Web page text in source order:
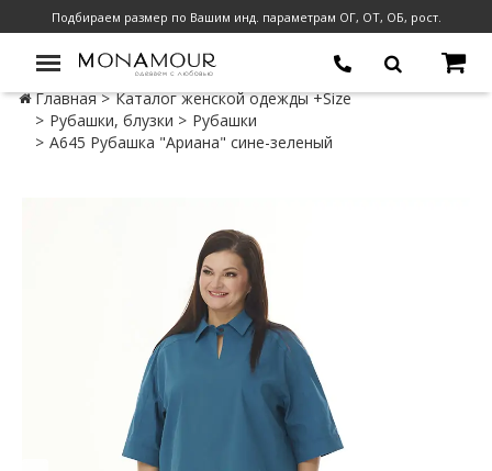
Подбираем размер по Вашим инд. параметрам ОГ, ОТ, ОБ, рост.
Главная
Каталог женской одежды +Size
Рубашки, блузки
Рубашки
А645 Рубашка "Ариана" сине-зеленый